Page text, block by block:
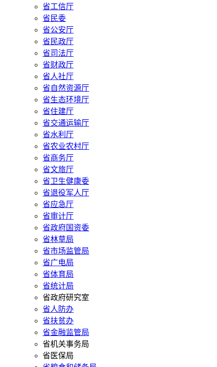
省工信厅
省民委
省公安厅
省民政厅
省司法厅
省财政厅
省人社厅
省自然资源厅
省生态环境厅
省住建厅
省交通运输厅
省水利厅
省农业农村厅
省商务厅
省文旅厅
省卫生健康委
省退役军人厅
省应急厅
省审计厅
省政府国资委
省林草局
省市场监管局
省广电局
省体育局
省统计局
省政府研究室
省人防办
省扶贫办
省金融监管局
省机关事务局
省医保局